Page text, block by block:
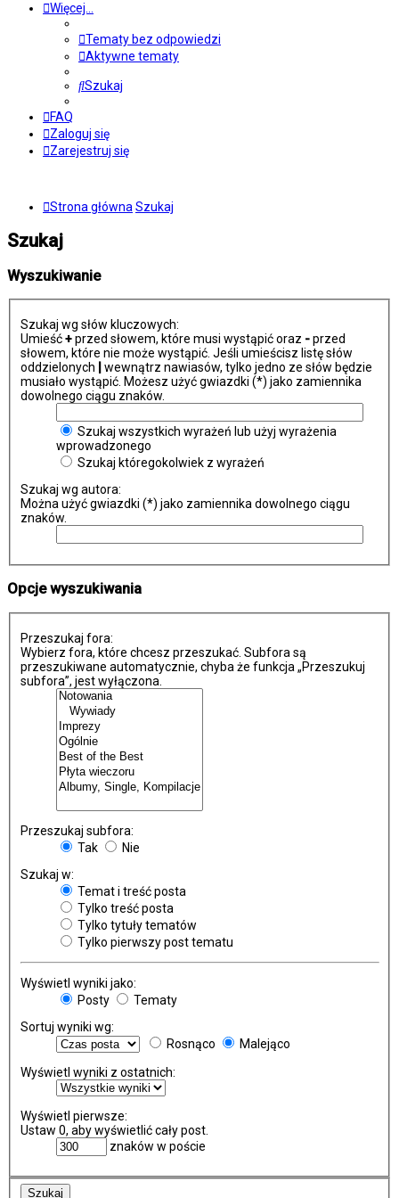
Więcej…
Tematy bez odpowiedzi
Aktywne tematy
Szukaj
FAQ
Zaloguj się
Zarejestruj się
Strona główna Szukaj
Szukaj
Wyszukiwanie
Szukaj wg słów kluczowych:
Umieść+przed słowem, które musi wystąpić oraz -przed
słowem, które nie może wystąpić. Jeśli umieścisz listę słów
oddzielonych
wewnątrz nawiasów, tylko jedno ze słów będzie
musiało wystąpić. Możesz użyć gwiazdki (*) jako zamiennika
dowolnego ciągu znaków.
Szukaj wszystkich wyrażeń lub użyj wyrażenia
wprowadzonego
Szukaj któregokolwiek z wyrażeń
Szukaj wg autora:
Można użyć gwiazdki (*) jako zamiennika dowolnego ciągu
znaków.
Opcje wyszukiwania
Przeszukaj fora:
Wybierz fora, które chcesz przeszukać. Subfora są
przeszukiwane automatycznie, chyba że funkcja „Przeszukuj
subfora”, jest wyłączona.
Przeszukaj subfora:
Tak
Nie
Szukaj w:
Temat i treść posta
Tylko treść posta
Tylko tytuły tematów
Tylko pierwszy post tematu
Wyświetl wyniki jako:
Posty
Tematy
Sortuj wyniki wg:
Rosnąco
Malejąco
Wyświetl wyniki z ostatnich:
Wyświetl pierwsze:
Ustaw 0, aby wyświetlić cały post.
znaków w poście